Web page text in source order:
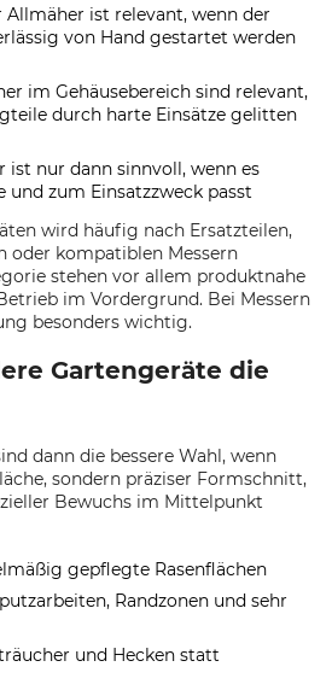
ist relevant, wenn der
von Hand gestartet werden
im Gehäusebereich sind relevant,
durch harte Einsätze gelitten
ist nur dann sinnvoll, wenn es
und zum Einsatzzweck passt
wird häufig nach Ersatzteilen,
oder kompatiblen Messern
stehen vor allem produktnahe
im Vordergrund. Bei Messern
besonders wichtig.
Gartengeräte die
dann die bessere Wahl, wenn
sondern präziser Formschnitt,
Bewuchs im Mittelpunkt
gepflegte Rasenflächen
Randzonen und sehr
und Hecken statt